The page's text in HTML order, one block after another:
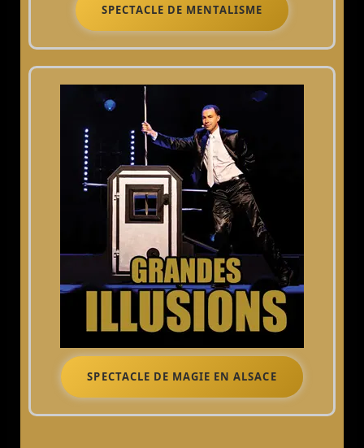
SPECTACLE DE MENTALISME
SPECTACLE DE MAGIE EN ALSACE